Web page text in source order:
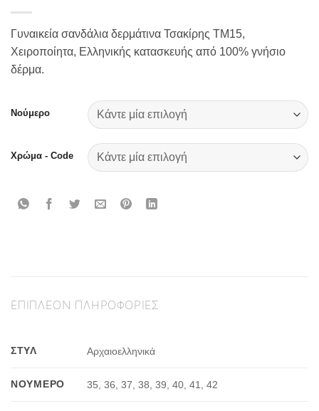
Γυναικεία σανδάλια δερμάτινα Τσακίρης ΤΜ15,
Χειροποίητα, Ελληνικής κατασκευής από 100% γνήσιο
δέρμα.
Νούμερο
Χρώμα - Code
ΕΠΙΠΛΈΟΝ ΠΛΗΡΟΦΟΡΊΕΣ
ΣΤΥΛ Αρχαιοελληνικά
ΝΟΎΜΕΡΟ 35, 36, 37, 38, 39, 40, 41, 42